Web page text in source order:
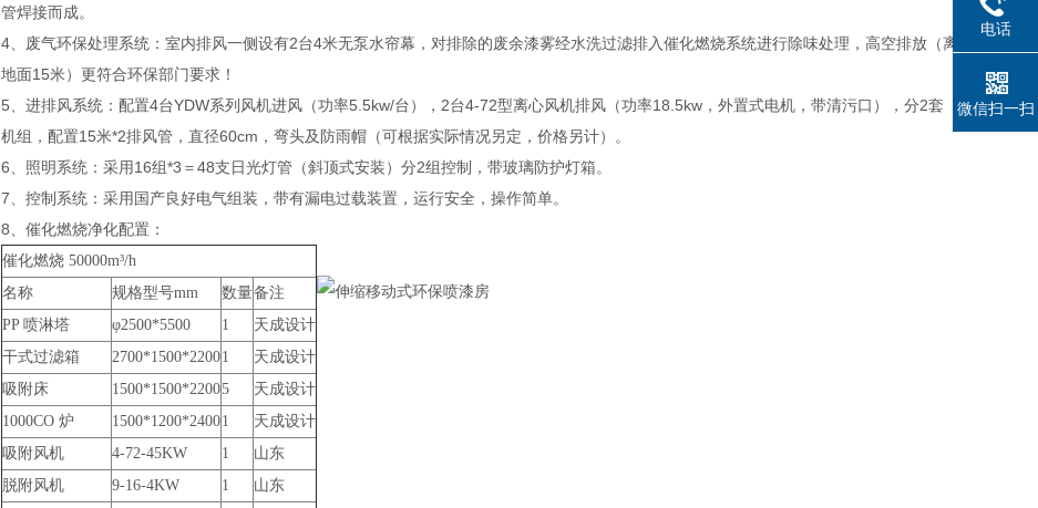
管焊接而成。
4、废气环保处理系统：室内排风一侧设有2台4米无泵水帘幕，对排除的废余漆雾经水洗过滤排入催化燃烧系统进行除味处理，高空排放（离
地面15米）更符合环保部门要求！
5、进排风系统：配置4台YDW系列风机进风（功率5.5kw/台），2台4-72型离心风机排风（功率18.5kw，外置式电机，带清污口），分2套
机组，配置15米*2排风管，直径60cm，弯头及防雨帽（可根据实际情况另定，价格另计）。
6、照明系统：采用16组*3＝48支日光灯管（斜顶式安装）分2组控制，带玻璃防护灯箱。
7、控制系统：采用国产良好电气组装，带有漏电过载装置，运行安全，操作简单。
8、催化燃烧净化配置：
催化燃烧 50000m³/h
名称
规格型号mm 数量备注
PP 喷淋塔
φ2500*5500 1
天成设计
干式过滤箱
2700*1500*22001
天成设计
吸附床
1500*1500*22005
天成设计
1000CO 炉
1500*1200*24001
天成设计
吸附风机
4-72-45KW 1
山东
脱附风机
9-16-4KW 1
山东
电话
微信扫一扫